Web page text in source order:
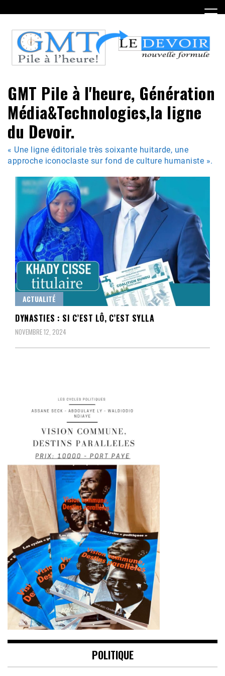
to
content
GMT Pile à l'heure, Génération
Média&Technologies,la ligne
du Devoir.
« Une ligne éditoriale très soixante huitarde, une
approche iconoclaste sur fond de culture humaniste ».
ACTUALITÉ
DYNASTIES : SI C’EST LÔ, C’EST SYLLA
NOVEMBRE 12, 2024
POLITIQUE